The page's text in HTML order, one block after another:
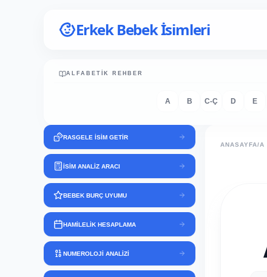
Erkek Bebek İsimleri
ALFABETIK REHBER
A B C-Ç D E
RASGELE İSİM GETİR
İSİM ANALİZ ARACI
BEBEK BURÇ UYUMU
HAMİLELİK HESAPLAMA
NUMEROLOJİ ANALİZİ
ANASAYFA/A